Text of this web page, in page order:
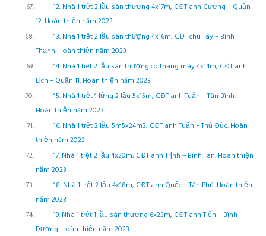
12. Nhà 1 trệt 2 lầu sân thượng 4x17m, CĐT anh Cường – Quận
12. Hoàn thiện năm 2023
13. Nhà 1 trệt 2 lầu sân thượng 4x16m, CĐT chú Tây – Bình
Thạnh. Hoàn thiện năm 2023
14. Nhà 1 trêt 2 lầu sân thượng có thang máy 4x14m, CĐT anh
Lịch – Quận 11. Hoàn thiện năm 2023
15. Nhà 1 trệt 1 lửng 2 lầu 5x15m, CĐT anh Tuấn – Tân Bình.
Hoàn thiện năm 2023
16. Nhà 1 trệt 2 lầu 5m5x24m3, CĐT anh Tuấn – Thủ Đức. Hoàn
thiện năm 2023
17. Nhà 1 trệt 2 lầu 4x20m, CĐT anh Trịnh – Bình Tân. Hoàn thiện
năm 2023
18. Nhà 1 trệt 2 lầu 4x18m, CĐT anh Quốc – Tân Phú. Hoàn thiện
năm 2023
19. Nhà 1 trệt 1 lầu sân thượng 6x23m, CĐT anh Tiến – Bình
Dương. Hoàn thiện năm 2023